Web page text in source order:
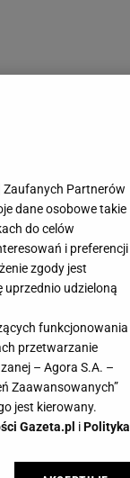
Zaufanych Partnerów
dane osobowe takie
do celów
i preferencji
zgody jest
uprzednio udzieloną
funkcjonowania
przetwarzanie
– Agora S.A. –
Zaawansowanych”
jest kierowany.
Gazeta.pl iPolityka